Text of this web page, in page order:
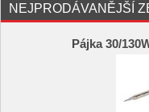
NEJPRODÁVANĚJŠÍ
Pájka 30/